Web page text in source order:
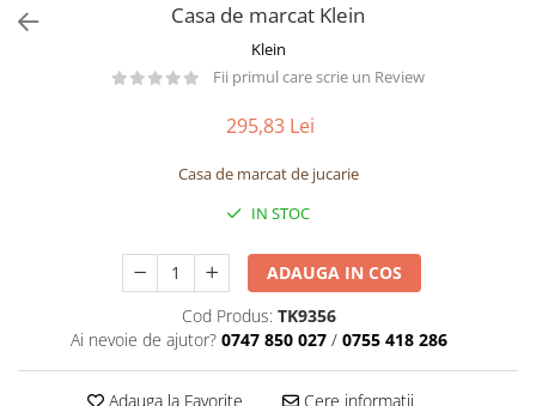
8-10 Ani
Casa de marcat Klein
Klein
Fii primul care scrie un Review
295,83 Lei
Casa de marcat de jucarie
IN STOC
ADAUGA IN COS
Cod Produs: TK9356
Ai nevoie de ajutor? 0747 850 027 / 0755 418 286
Adauga la Favorite Cere informatii